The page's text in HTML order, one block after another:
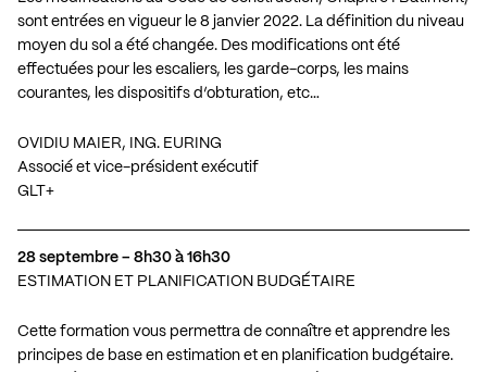
sont entrées en vigueur le 8 janvier 2022. La définition du niveau
moyen du sol a été changée. Des modifications ont été
effectuées pour les escaliers, les garde-corps, les mains
courantes, les dispositifs d’obturation, etc…
OVIDIU MAIER, ING. EURING
Associé et vice-président exécutif
GLT+
28 septembre – 8h30 à 16h30
ESTIMATION ET PLANIFICATION BUDGÉTAIRE
Cette formation vous permettra de connaître et apprendre les
principes de base en estimation et en planification budgétaire.